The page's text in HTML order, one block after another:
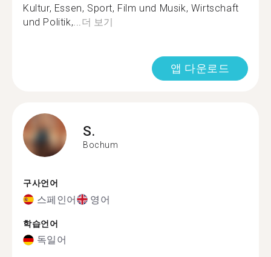
Kultur, Essen, Sport, Film und Musik, Wirtschaft
und Politik,...더 보기
앱 다운로드
S.
Bochum
구사언어
스페인어 영어
학습언어
독일어